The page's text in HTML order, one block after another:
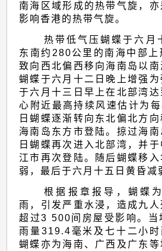
风
暴
蝴
蝶
(2501)
的
报
告
南海区域形成的热带气旋，
影响香港的热带气旋。
热带低气压蝴蝶于六月
东南约280公里的南海中部上
致向西北偏西移向海南岛以南
蝴蝶于六月十二日晚上增强
于六月十三日早上在北部湾
心附近最高持续风速估计为
日蝴蝶逐渐转向东北偏北方
海南岛东方市登陆。掠过海
日蝴蝶再次进入北部湾，并
江市再次登陆。随后蝴蝶移
弱，最后于六月十五日黄昏减
根据报章报导，蝴蝶
雨，引发严重水浸，造成九人
超过3 500间房屋受影响。当
雨量319.4毫米及七十二小时
蝴蝶亦为海南、广西及广东等